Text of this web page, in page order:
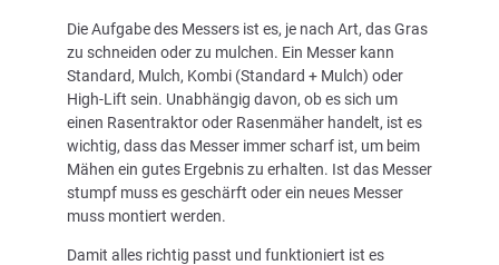
Die Aufgabe des Messers ist es, je nach Art, das Gras
zu schneiden oder zu mulchen. Ein Messer kann
Standard, Mulch, Kombi (Standard + Mulch) oder
High-Lift sein. Unabhängig davon, ob es sich um
einen Rasentraktor oder Rasenmäher handelt, ist es
wichtig, dass das Messer immer scharf ist, um beim
Mähen ein gutes Ergebnis zu erhalten. Ist das Messer
stumpf muss es geschärft oder ein neues Messer
muss montiert werden.
Damit alles richtig passt und funktioniert ist es